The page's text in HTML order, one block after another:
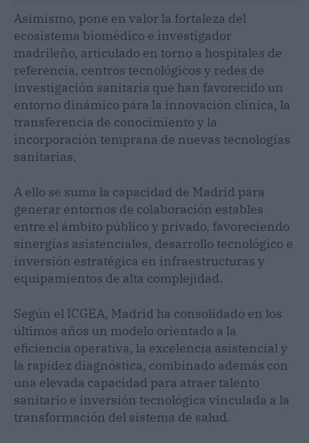
Asimismo, pone en valor la fortaleza del
ecosistema biomédico e investigador
madrileño, articulado en torno a hospitales de
referencia, centros tecnológicos y redes de
investigación sanitaria que han favorecido un
entorno dinámico para la innovación clínica, la
transferencia de conocimiento y la
incorporación temprana de nuevas tecnologías
sanitarias.
A ello se suma la capacidad de Madrid para
generar entornos de colaboración estables
entre el ámbito público y privado, favoreciendo
sinergias asistenciales, desarrollo tecnológico e
inversión estratégica en infraestructuras y
equipamientos de alta complejidad.
Según el ICGEA, Madrid ha consolidado en los
últimos años un modelo orientado a la
eficiencia operativa, la excelencia asistencial y
la rapidez diagnóstica, combinado además con
una elevada capacidad para atraer talento
sanitario e inversión tecnológica vinculada a la
transformación del sistema de salud.